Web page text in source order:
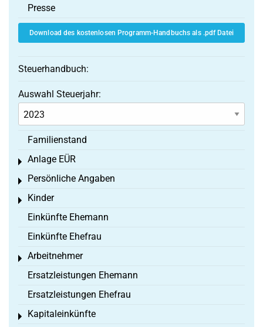
Presse
Download des kostenlosen Programm-Handbuchs als .pdf Datei
Steuerhandbuch:
Auswahl Steuerjahr:
Familienstand
Anlage EÜR
Toggle menu
Persönliche Angaben
Toggle menu
Kinder
Toggle menu
Einkünfte Ehemann
Einkünfte Ehefrau
Arbeitnehmer
Toggle menu
Ersatzleistungen Ehemann
Ersatzleistungen Ehefrau
Kapitaleinkünfte
Toggle menu